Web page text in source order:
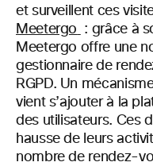
et surveillent ces
Meetergo
: grâce à
Meetergo offre une
gestionnaire de
RGPD. Un
vient s’ajouter à la
des utilisateurs. Ces
hausse de leurs
nombre de rendez-